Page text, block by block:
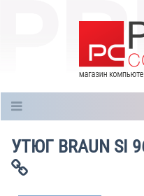
УТЮГ BRAUN SI